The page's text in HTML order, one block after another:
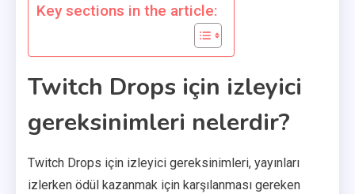
Key sections in the article:
Twitch Drops için izleyici
gereksinimleri nelerdir?
Twitch Drops için izleyici gereksinimleri, yayınları
izlerken ödül kazanmak için karşılanması gereken